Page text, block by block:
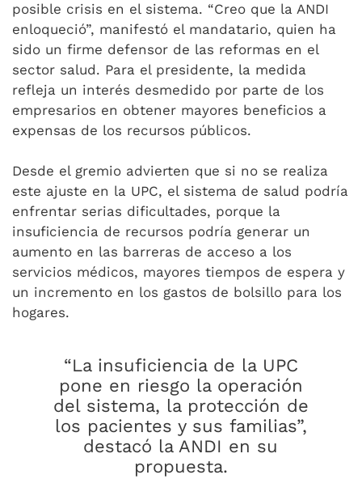
posible crisis en el sistema. “Creo que la ANDI
enloqueció”, manifestó el mandatario, quien ha
sido un firme defensor de las reformas en el
sector salud. Para el presidente, la medida
refleja un interés desmedido por parte de los
empresarios en obtener mayores beneficios a
expensas de los recursos públicos.
Desde el gremio advierten que si no se realiza
este ajuste en la UPC, el sistema de salud podría
enfrentar serias dificultades, porque la
insuficiencia de recursos podría generar un
aumento en las barreras de acceso a los
servicios médicos, mayores tiempos de espera y
un incremento en los gastos de bolsillo para los
hogares.
“La insuficiencia de la UPC
pone en riesgo la operación
del sistema, la protección de
los pacientes y sus familias”,
destacó la ANDI en su
propuesta.